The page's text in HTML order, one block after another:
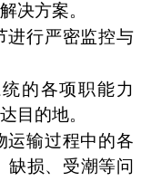
决方案。
进行严密监控与
的各项职能力
目的地。
运输过程中的各
缺损、受潮等问